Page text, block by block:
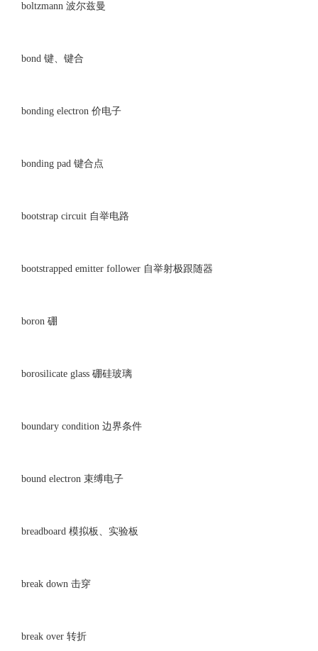
boltzmann 波尔兹曼
bond 键、键合
bonding electron 价电子
bonding pad 键合点
bootstrap circuit 自举电路
bootstrapped emitter follower 自举射极跟随器
boron 硼
borosilicate glass 硼硅玻璃
boundary condition 边界条件
bound electron 束缚电子
breadboard 模拟板、实验板
break down 击穿
break over 转折